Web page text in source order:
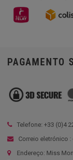
PAGAMENTO
Telefone: +33 (0)4
Correio eletrónico
Endereço: Miss